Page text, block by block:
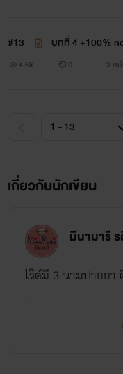
น้ำฝนอาบสวาท
มีนามารี
Erotica ไม่มุ้งมิ้ง
น้ำฝนอาบสวาท Vol.2
#13 บทที่ 4 +100%
4.6k 0 3 ห
เกี่ยวกับนักเขียน
ไร๊ต์มี 3 นามปากกา
มีผลงานออก